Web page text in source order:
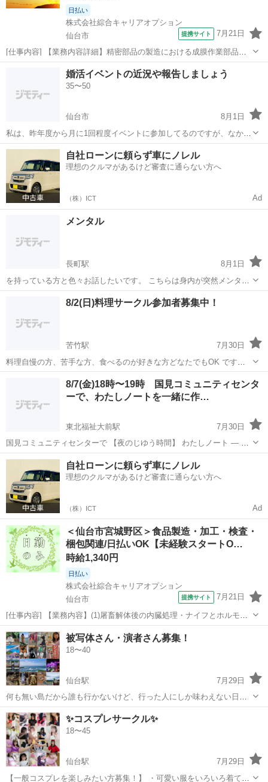
日払い
株式会社綜合キャリアオプション
仙台市
提携サイト 7月21日
[仕事内容] 【業務内容詳細】精密部品の製造における成膜作業部品に
酸化膜などの膜を作る作業の補助そちらのデータ入力をしていただき
ます【取扱製品情報】半導体製造装置部品(パイプ) 。＋お仕事探しは
コンシェルスタッフにおまかせ...
工場
婚活イベントの近況や報告しましょう
35〜50
仙台市
8月1日
私は、昨年度から月に1回程度イベントに参加してるのですが、なかな
か成就に至りません。皆さんはどうですか？男女問いません。気軽に
アウトプットなどの整理などで構いません。よろしくお願いします。
宮城 仙台市 その他
自社ローンに頼らず車にノレル
理想のクルマがあるけど審査に通らない方へ
（株）ICT Ad
メンタル
長町駅
8月1日
を持っている方と色々お話したいです。 こちらは身内が突然メンタル
になり色々悩んでるのでお互いに相談出来るからいましたら宜しくお
願いします。出来れば通話でお願いします メンタルお持ちの方だと特
長町駅 その他
8/2(日)料理サークル参加者募集中！
苦竹駅
7月30日
料理自慢の方、苦手な方、食べるのが好きな方どなたでもOK です。
みんなで作って、食べて楽しむのが目的です。 8/2(日)11:00～14:00宮
城野区 参加費 1500円(小学生以下は無料) 8/1(土)までの募集にな...
苦竹駅 その他
8/7(金)18時〜19時 国見コミュニティセンタ
ーで、わたしノートを一緒に作…
東北福祉大前駅
7月30日
国見コミュニティセンターで 【夜のじゆう時間】 わたしノート ― 今
のわたしを未来につなぐ― 毎月ひとつ書いて話して 1年後には、また
ちがう感じ方の自分を発見💡 ✨ 第1回のテーマ 「わたしの好...
宮城 仙台市 東北福祉大前駅 その他
自社ローンに頼らず車にノレル
理想のクルマがあるけど審査に通らない方へ
（株）ICT Ad
＜仙台市宮城野区＞食品製造・加工・検査・
梱包関連/日払いOK【未経験スタートO…
時給1,340円
日払い
株式会社綜合キャリアオプション
仙台市
提携サイト 7月21日
[仕事内容] 【業務内容】(1)屠畜解体後の内臓処理・ナイフとホルモン
部位などの内臓を洗浄、 切断等(2)牛豚骨油の袋詰め作業等(3)牛豚内臓
の後処理作業ナイフを使用した加工業務等この中のいずれかの作業を
お任せします！ 【取...
宮城 仙台市 工場
被写体さん・演者さん募集！
18〜40
仙台駅
7月29日
何も無い島だから誰も行かないけど、行った人にしか味わえない日本
と思えない絶景が見える島。 三角油揚げと言えば多くの人が思うあの
お店。 実はそのお店より※美味しく連日完売するお店がある。※個人
の感想です。 などなど 宮城県...
宮城 仙台市 仙台駅 その他 スポット
✨コスプレサークル✨
18〜45
仙台駅
7月29日
【一般コスプレを楽しみたい方募集！】 ・可愛い服をいろいろ着てみ